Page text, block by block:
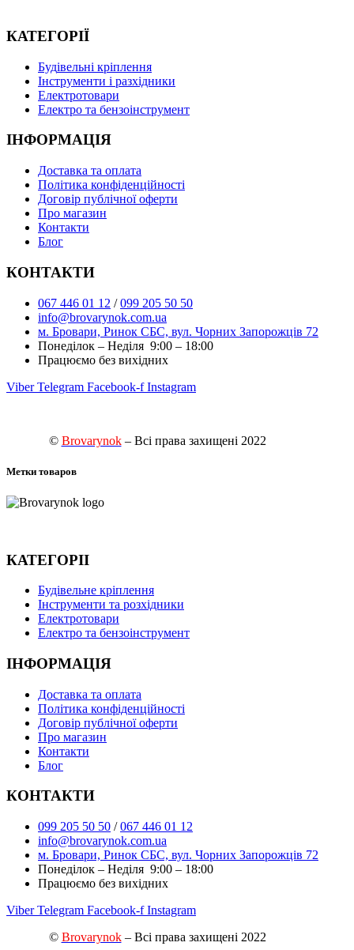
КАТЕГОРІЇ
Будівельні кріплення
Інструменти і разхідники
Електротовари
Електро та бензоінструмент
ІНФОРМАЦІЯ
Доставка та оплата
Політика конфіденційності
Договір публічної оферти
Про магазин
Контакти
Блог
КОНТАКТИ
067 446 01 12 /099 205 50 50
info@brovarynok.com.ua
м. Бровари, Ринок СБС, вул. Чорних Запорожців 72
Понеділок – Неділя 9:00 – 18:00
Працюємо без вихідних
Viber Telegram Facebook-f Instagram
© Brovarynok– Всі права захищені 2022
Метки товаров
КАТЕГОРІІ
Будівельне кріплення
Інструменти та розхідники
Електротовари
Електро та бензоінструмент
ІНФОРМАЦІЯ
Доставка та оплата
Політика конфіденційності
Договір публічної оферти
Про магазин
Контакти
Блог
КОНТАКТИ
099 205 50 50 /067 446 01 12
info@brovarynok.com.ua
м. Бровари, Ринок СБС, вул. Чорних Запорожців 72
Понеділок – Неділя 9:00 – 18:00
Працюємо без вихідних
Viber Telegram Facebook-f Instagram
© Brovarynok– Всі права захищені 2022